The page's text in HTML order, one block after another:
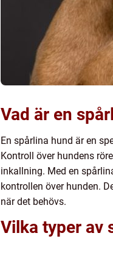
Vad är en
En spårlina hund är en
Kontroll över hundens
inkallning. Med en
kontrollen över hunden.
när det behövs.
Vilka typer av